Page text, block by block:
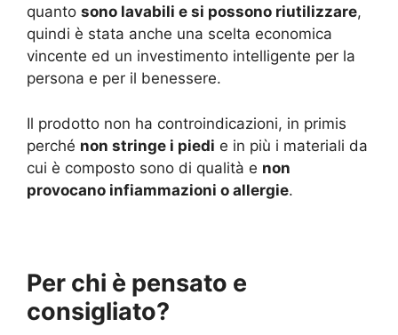
quanto sono lavabili e si possono riutilizzare,
quindi è stata anche una scelta economica
vincente ed un investimento intelligente per la
persona e per il benessere.
Il prodotto non ha controindicazioni, in primis
perché non stringe i piedi e in più i materiali da
cui è composto sono di qualità e non
provocano infiammazioni o allergie.
Per chi è pensato e
consigliato?